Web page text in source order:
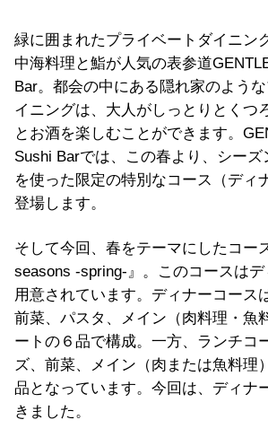
緑に囲まれたプライベートダイニン
中海料理と鮨が人気の表参道
Bar。都会の中にある隠れ家のよう
イニングは、大人がしっとりとくつ
とお酒を楽しむことができます。
Sushi Barでは、この春より、シー
を使った限定の特別なコース（ディ
登場します。
そして今回、春をテーマにしたコー
seasons -spring-』。このコースは
用意されています。ディナーコース
前菜、パスタ、メイン（肉料理・魚
ートの６品で構成。一方、ランチコ
ズ、前菜、メイン（肉または魚料理
品となっています。今回は、ディナ
きました。